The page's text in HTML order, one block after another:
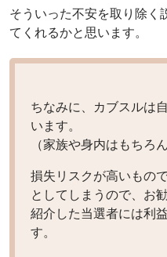
そういった不安を取り除く
てくれるかと思います。
ちなみに、カブスルは
います。
（家族や身内はもちろ
損失リスクが高いもの
としてしまうので、お
紹介した当選者には利
す。